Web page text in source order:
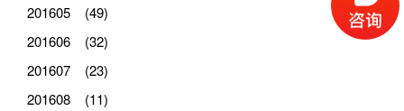
201605 (49)
201606 (32)
201607 (23)
201608 (11)